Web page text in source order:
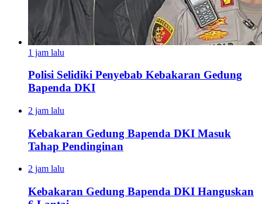
1 jam lalu
Polisi Selidiki Penyebab Kebakaran Gedung
Bapenda DKI
2 jam lalu
Kebakaran Gedung Bapenda DKI Masuk
Tahap Pendinginan
2 jam lalu
Kebakaran Gedung Bapenda DKI Hanguskan